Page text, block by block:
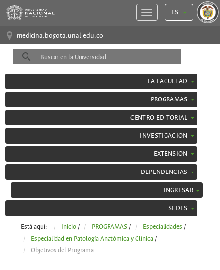
ES
medicina.bogota.unal.edu.co
LA FACULTAD
PROGRAMAS
CENTRO EDITORIAL
INVESTIGACION
EXTENSION
DEPENDENCIAS
INGRESAR
SEDES
Está aquí: Inicio / PROGRAMAS / Especialidades /
Especialidad en Patología Anatómica y Clínica /
Objetivos del Programa